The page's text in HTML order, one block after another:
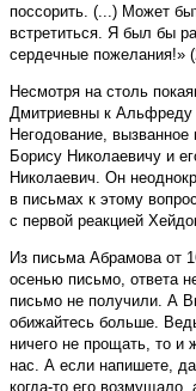
поссорить. (...) Может
встретиться. Я был бы
сердечные пожелания!»
Несмотря на столь
Дмитриевны к Альфреду
Негодование,
Борису Николаевичу и
Николаевич. Он
в письмах к этому
с первой реакцией
Из письма Абрамова от
осенью письмо, ответа
письмо не получили. А
обижайтесь больше.
ничего не прощать, то и
нас. А если напишете,
когда-то его возмущало,